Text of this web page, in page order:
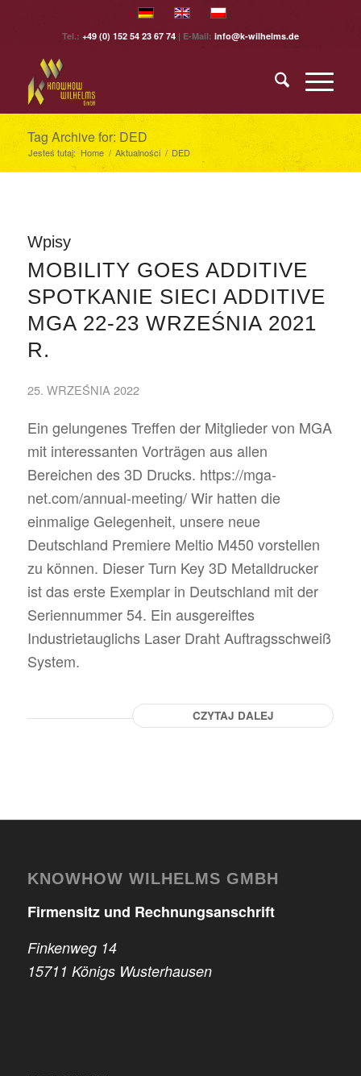
Tel.: +49 (0) 152 54 23 67 74| E-Mail: info@k-wilhelms.de
Tag Archive for: DED
Jesteś tutaj: Home / Aktualności / DED
Wpisy
MOBILITY GOES ADDITIVE
SPOTKANIE SIECI ADDITIVE
MGA 22-23 WRZEŚNIA 2021
R.
25. WRZEŚNIA 2022
Ein gelungenes Treffen der Mitglieder von MGA
mit interessanten Vorträgen aus allen
Bereichen des 3D Drucks. https://mga-
net.com/annual-meeting/ Wir hatten die
einmalige Gelegenheit, unsere neue
Deutschland Premiere Meltio M450 vorstellen
zu können. Dieser Turn Key 3D Metalldrucker
ist das erste Exemplar in Deutschland mit der
Seriennummer 54. Ein ausgereiftes
Industrietauglichs Laser Draht Auftragsschweiß
System.
CZYTAJ DALEJ
KNOWHOW WILHELMS GMBH
Firmensitz und Rechnungsanschrift
Finkenweg 14
15711 Königs Wusterhausen